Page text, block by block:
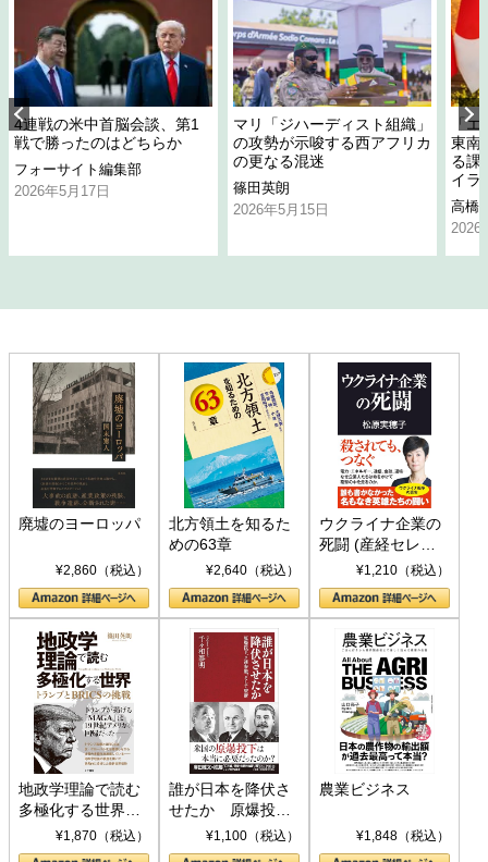
4連戦の米中首脳会談、第1
戦で勝ったのはどちらか
フォーサイト編集部
2026年5月17日
マリ「ジハーディスト組織」
の攻勢が示唆する西アフリカ
の更なる混迷
篠田英朗
2026年5月15日
「
東南
る課
イラ
高橋
2026
廃墟のヨーロッパ
¥2,860（税込）
北方領土を知るた
めの63章
¥2,640（税込）
ウクライナ企業の
死闘 (産経セレク
ト S 039)¥1,210（税込）
地政学理論で読む
多極化する世界：
トランプとBRICS
の挑戦
¥1,870（税込）
誰が日本を降伏さ
せたか 原爆投
下、ソ連参戦、そ
して聖断 (PHP新
¥1,100（税込）
農業ビジネス
¥1,848（税込）